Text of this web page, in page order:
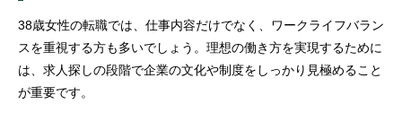
38歳女性の転職では、仕事内容だけでなく、ワークライフバラン
スを重視する方も多いでしょう。理想の働き方を実現するために
は、求人探しの段階で企業の文化や制度をしっかり見極めること
が重要です。